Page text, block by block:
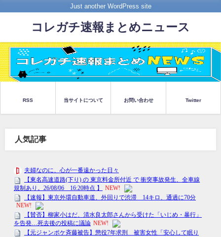
Just another WordPress site
コレガチ速報まとめニュース
RSS 当サイトについて お問い合わせ Twitter
人気記事